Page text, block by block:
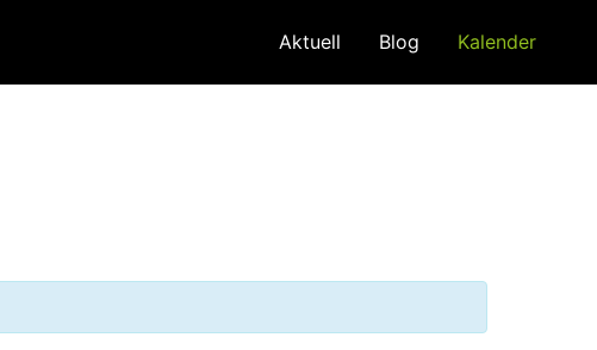
Aktuell Blog Kalender